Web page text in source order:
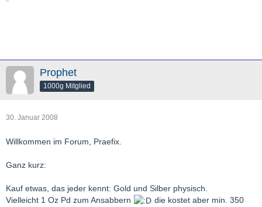
Prophet
1000g Mitglied
30. Januar 2008
Willkommen im Forum, Praefix.
Ganz kurz:
Kauf etwas, das jeder kennt: Gold und Silber physisch.
Vielleicht 1 Oz Pd zum Ansabbern
die kostet aber min. 350